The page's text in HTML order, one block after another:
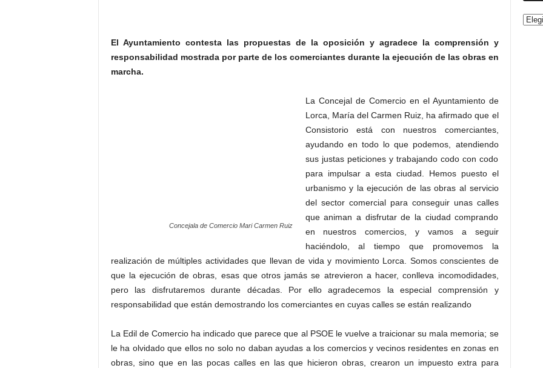
El Ayuntamiento contesta las propuestas de la oposición y agradece la comprensión y
responsabilidad mostrada por parte de los comerciantes durante la ejecución de las obras en
marcha.
Concejala de Comercio Mari Carmen Ruiz
La Concejal de Comercio en el Ayuntamiento de
Lorca, María del Carmen Ruiz, ha afirmado que el
Consistorio está con nuestros comerciantes,
ayudando en todo lo que podemos, atendiendo
sus justas peticiones y trabajando codo con codo
para impulsar a esta ciudad. Hemos puesto el
urbanismo y la ejecución de las obras al servicio
del sector comercial para conseguir unas calles
que animan a disfrutar de la ciudad comprando
en nuestros comercios, y vamos a seguir
haciéndolo, al tiempo que promovemos la
realización de múltiples actividades que llevan de vida y movimiento Lorca. Somos conscientes de
que la ejecución de obras, esas que otros jamás se atrevieron a hacer, conlleva incomodidades,
pero las disfrutaremos durante décadas. Por ello agradecemos la especial comprensión y
responsabilidad que están demostrando los comerciantes en cuyas calles se están realizando
La Edil de Comercio ha indicado que parece que al PSOE le vuelve a traicionar su mala memoria; se
le ha olvidado que ellos no solo no daban ayudas a los comercios y vecinos residentes en zonas en
obras, sino que en las pocas calles en las que hicieron obras, crearon un impuesto extra para